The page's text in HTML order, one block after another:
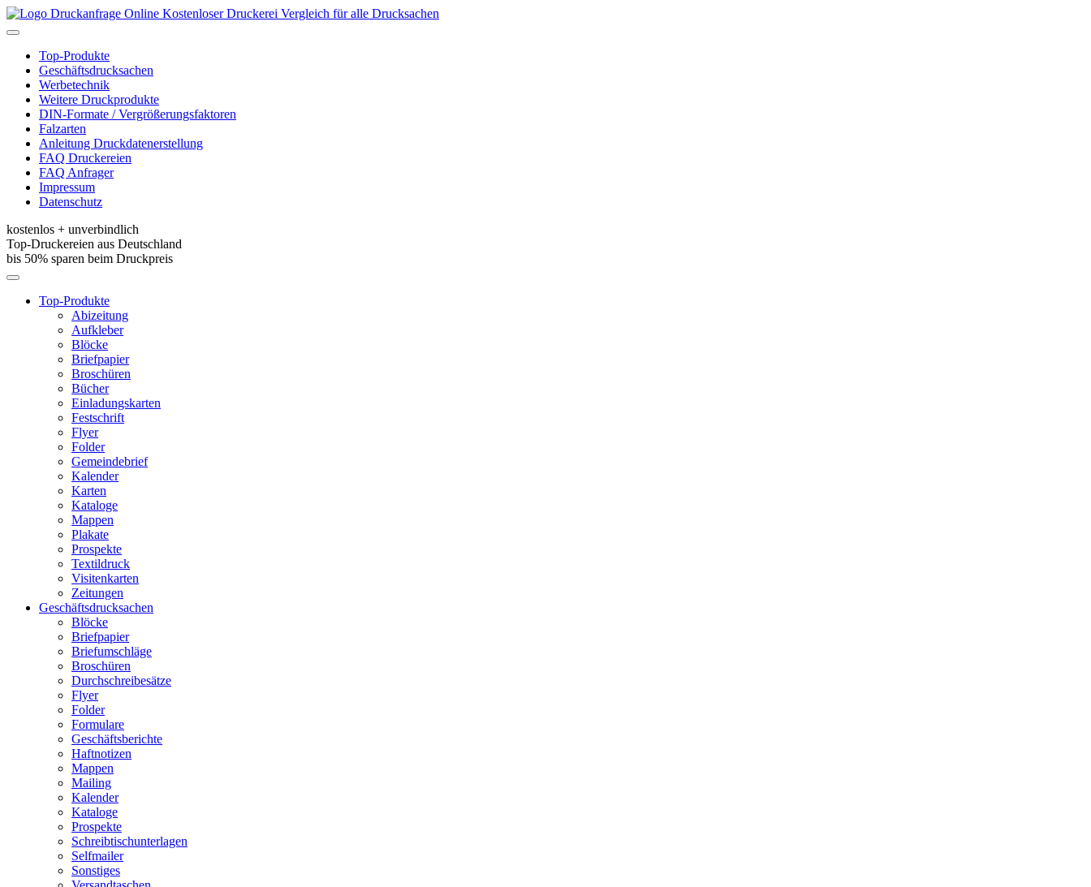
Kostenloser Druckerei Vergleich für alle Drucksachen
Toggle
navigationTop-Produkte
Geschäftsdrucksachen
Werbetechnik
Weitere Druckprodukte
DIN-Formate / Vergrößerungsfaktoren
Falzarten
Anleitung Druckdatenerstellung
FAQ Druckereien
FAQ Anfrager
Impressum
Datenschutz
kostenlos + unverbindlich
Top-Druckereien aus Deutschland
bis 50% sparen beim Druckpreis
Toggle
navigationTop-Produkte
Abizeitung
Aufkleber
Blöcke
Briefpapier
Broschüren
Bücher
Einladungskarten
Festschrift
Flyer
Folder
Gemeindebrief
Kalender
Karten
Kataloge
Mappen
Plakate
Prospekte
Textildruck
Visitenkarten
Zeitungen
Geschäftsdrucksachen
Blöcke
Briefpapier
Briefumschläge
Broschüren
Durchschreibesätze
Flyer
Folder
Formulare
Geschäftsberichte
Haftnotizen
Mappen
Mailing
Kalender
Kataloge
Prospekte
Schreibtischunterlagen
Selfmailer
Sonstiges